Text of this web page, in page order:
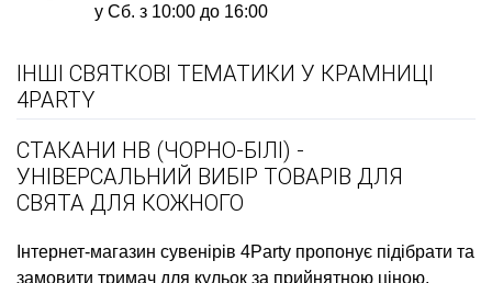
у Сб. з 10:00 до 16:00
ІНШІ СВЯТКОВІ ТЕМАТИКИ У КРАМНИЦІ
4PARTY
СТАКАНИ НВ (ЧОРНО-БІЛІ) -
УНІВЕРСАЛЬНИЙ ВИБІР ТОВАРІВ ДЛЯ
СВЯТА ДЛЯ КОЖНОГО
Інтернет-магазин сувенірів 4Party пропонує підібрати та
замовити тримач для кульок за прийнятною ціною.